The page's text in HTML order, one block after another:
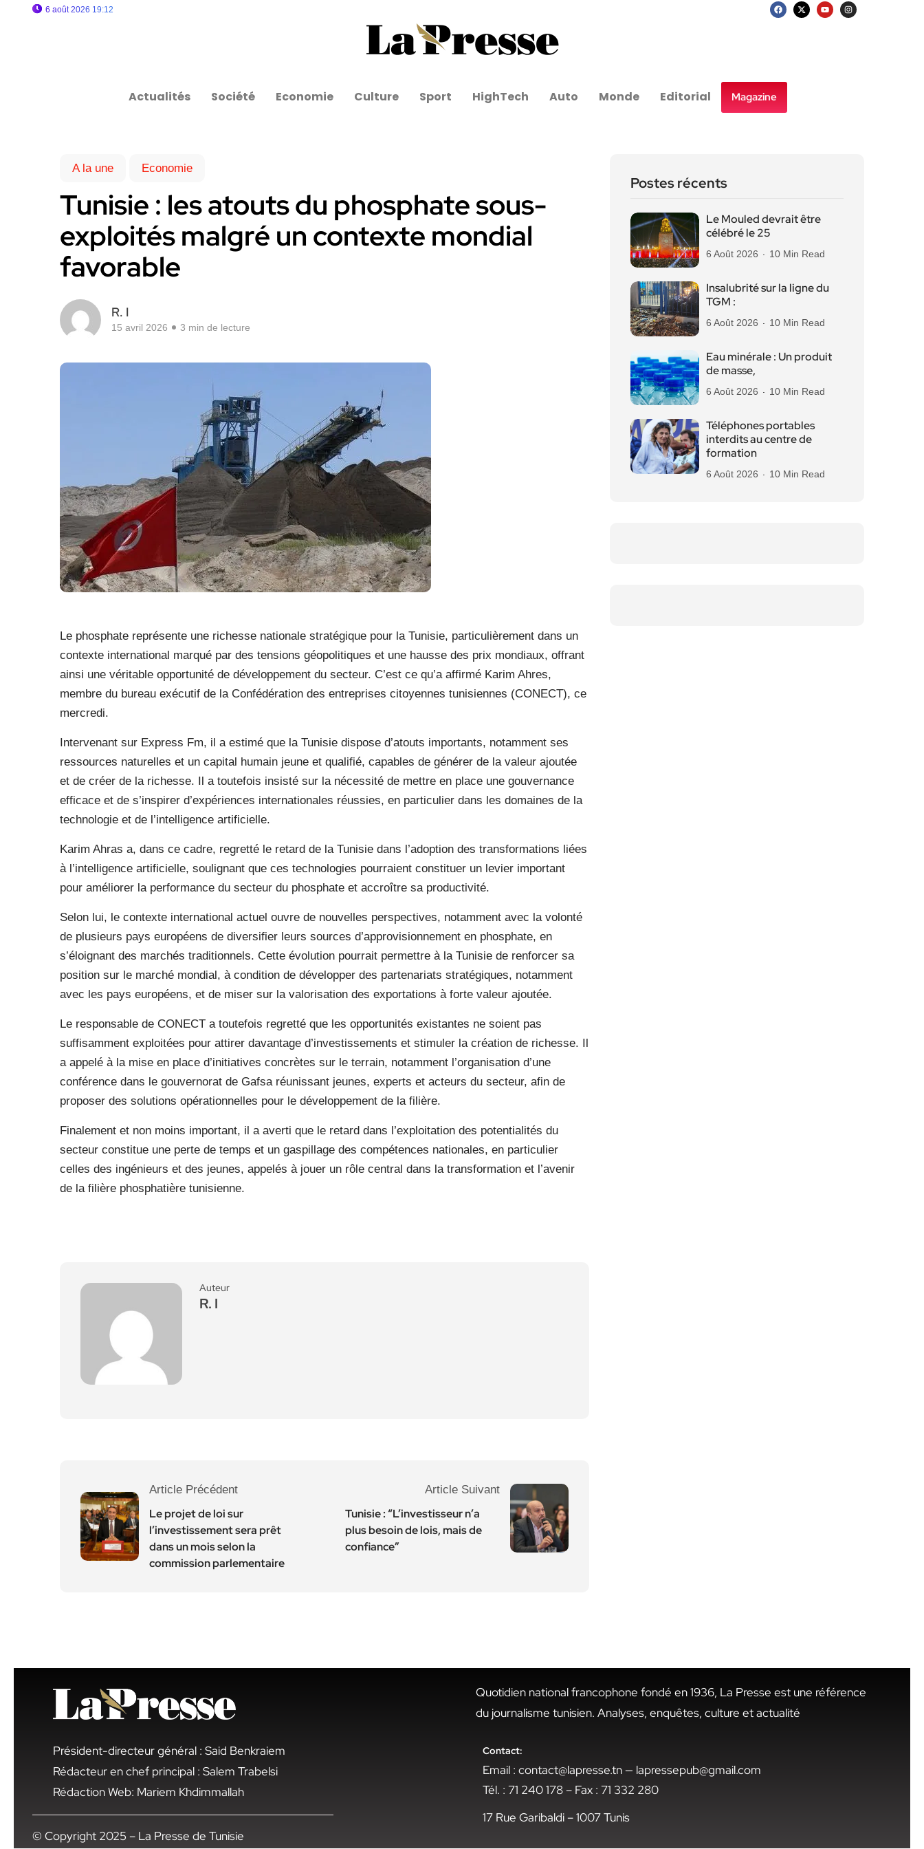
6 août 2026 19:12
Actualités Société Economie Culture Sport HighTech Auto Monde Editorial Magazine
A la une Economie
Tunisie : les atouts du phosphate sous-
exploités malgré un contexte mondial
favorable
R. I
15 avril 2026 3 min de lecture
Le phosphate représente une richesse nationale stratégique pour la Tunisie, particulièrement dans un
contexte international marqué par des tensions géopolitiques et une hausse des prix mondiaux, offrant
ainsi une véritable opportunité de développement du secteur. C’est ce qu’a affirmé Karim Ahres,
membre du bureau exécutif de la Confédération des entreprises citoyennes tunisiennes (CONECT), ce
mercredi.
Intervenant sur Express Fm, il a estimé que la Tunisie dispose d’atouts importants, notamment ses
ressources naturelles et un capital humain jeune et qualifié, capables de générer de la valeur ajoutée
et de créer de la richesse. Il a toutefois insisté sur la nécessité de mettre en place une gouvernance
efficace et de s’inspirer d’expériences internationales réussies, en particulier dans les domaines de la
technologie et de l’intelligence artificielle.
Karim Ahras a, dans ce cadre, regretté le retard de la Tunisie dans l’adoption des transformations liées
à l’intelligence artificielle, soulignant que ces technologies pourraient constituer un levier important
pour améliorer la performance du secteur du phosphate et accroître sa productivité.
Selon lui, le contexte international actuel ouvre de nouvelles perspectives, notamment avec la volonté
de plusieurs pays européens de diversifier leurs sources d’approvisionnement en phosphate, en
s’éloignant des marchés traditionnels. Cette évolution pourrait permettre à la Tunisie de renforcer sa
position sur le marché mondial, à condition de développer des partenariats stratégiques, notamment
avec les pays européens, et de miser sur la valorisation des exportations à forte valeur ajoutée.
Le responsable de CONECT a toutefois regretté que les opportunités existantes ne soient pas
suffisamment exploitées pour attirer davantage d’investissements et stimuler la création de richesse. Il
a appelé à la mise en place d’initiatives concrètes sur le terrain, notamment l’organisation d’une
conférence dans le gouvernorat de Gafsa réunissant jeunes, experts et acteurs du secteur, afin de
proposer des solutions opérationnelles pour le développement de la filière.
Finalement et non moins important, il a averti que le retard dans l’exploitation des potentialités du
secteur constitue une perte de temps et un gaspillage des compétences nationales, en particulier
celles des ingénieurs et des jeunes, appelés à jouer un rôle central dans la transformation et l’avenir
de la filière phosphatière tunisienne.
Auteur
R. I
Article Précédent
Le projet de loi sur
l’investissement sera prêt
dans un mois selon la
commission parlementaire
Article Suivant
Tunisie : “L’investisseur n’a
plus besoin de lois, mais de
confiance”
Postes récents
Le Mouled devrait être
célébré le 25
6 Août 2026 10 Min Read
Insalubrité sur la ligne du
TGM :
6 Août 2026 10 Min Read
Eau minérale : Un produit
de masse,
6 Août 2026 10 Min Read
Téléphones portables
interdits au centre de
formation
6 Août 2026 10 Min Read
Président-directeur général : Said Benkraiem
Rédacteur en chef principal : Salem Trabelsi
Rédaction Web: Mariem Khdimmallah
© Copyright 2025 – La Presse de Tunisie
Quotidien national francophone fondé en 1936, La Presse est une référence
du journalisme tunisien. Analyses, enquêtes, culture et actualité
Contact:
Email : contact@lapresse.tn — lapressepub@gmail.com
Tél. : 71 240 178 – Fax : 71 332 280
17 Rue Garibaldi – 1007 Tunis